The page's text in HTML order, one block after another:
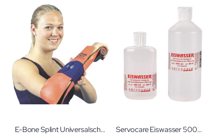
E-Bone Splint Universalschiene 100x11cm zur Schienung aller Extremitäten und Halswirbelsäule Servocare Eiswasser 500ml Kühlung bei Sportverletzungen